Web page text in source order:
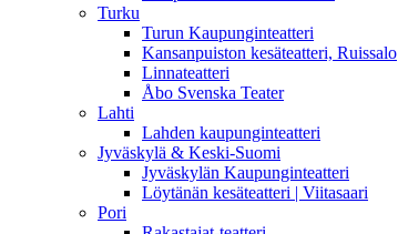
Turku
Turun Kaupunginteatteri
Kansanpuiston kesäteatteri, Ruissalo
Linnateatteri
Åbo Svenska Teater
Lahti
Lahden kaupunginteatteri
Jyväskylä & Keski-Suomi
Jyväskylän Kaupunginteatteri
Löytänän kesäteatteri | Viitasaari
Pori